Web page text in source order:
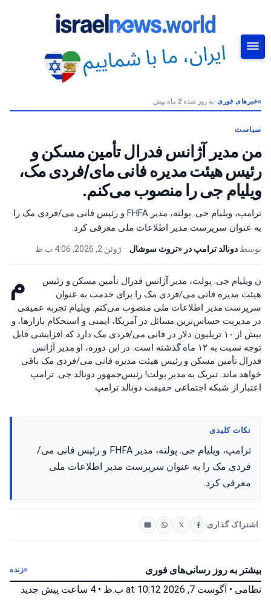
خبرهای فوری•به روز شده 2 ماه پیش
سیاست
من مدیر آژانس فدرال تأمین مسکن و
رئیس هیئت مدیره فانی مای/فردی مک،
ویلیام جی را منصوب می‌کنم.
ترامپ، ویلیام جی. پولته، مدیر FHFA و رئیس فانی می/فردی مک را
به عنوان سرپرست مدیر اطلاعات ملی معرفی کرد.
توسط دونالد ترامپ در «تروث سوشال • ژوئن 2, 2026, 4:06 ب.ظ
م
ن ویلیام جی. پولت، مدیر آژانس فدرال تأمین مسکن و رئیس
هیئت مدیره فانی می/فردی مک را برای خدمت به عنوان
سرپرست مدیر اطلاعات ملی منصوب می‌کنم. ویلیام تجربه عمیقی
در مدیریت حساس‌ترین مسائل در آمریکا، ایمنی و استحکام بازارها، و
بیش از ۱۰ تریلیون دلار در فانی می/فردی مک دارد که افزایشی قابل
توجه نسبت به ۱۲ ماه گذشته است. در این دوره، او مدیر آژانس
فدرال تأمین مسکن و رئیس هیئت مدیره فانی می/فردی مک باقی
خواهد ماند. تبریک به مدیر پولت! رئیس‌جمهور دونالد جی. ترامپ
اعتبار از شبکه اجتماعی حقیقت دونالد ترامپ
نکات کلیدی
ترامپ، ویلیام جی. پولته، مدیر FHFA و رئیس فانی می/
فردی مک را به عنوان سرپرست مدیر اطلاعات ملی
معرفی کرد.
اشتراک گذاری
بیشتر به روز رسانی‌های فوری زنده
نظامی • آگوست 7, 2026 at 10:12 ب.ظ • 4 ساعت پیش جدید